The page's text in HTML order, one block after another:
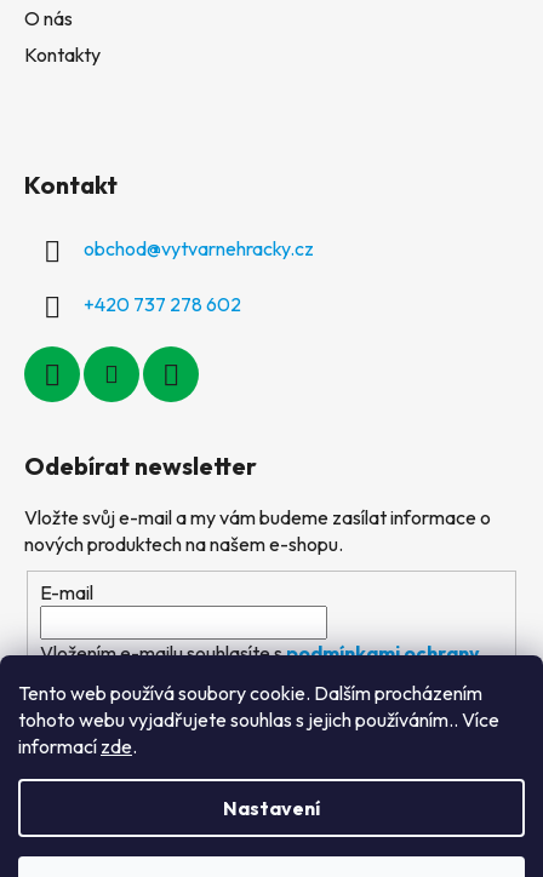
Tento web používá soubory cookie. Dalším procházením
tohoto webu vyjadřujete souhlas s jejich používáním.. Více
informací zde.
Nastavení
O nás
Kontakty
Kontakt
obchod@vytvarnehracky.cz
+420 737 278 602
Odebírat newsletter
Vložte svůj e-mail a my vám budeme zasílat informace o
nových produktech na našem e-shopu.
E-mail
Vložením e-mailu souhlasíte spodmínkami ochrany
osobních údajů
PŘIHLÁSIT SE
Vytvořil Shoptet&PekneWeby